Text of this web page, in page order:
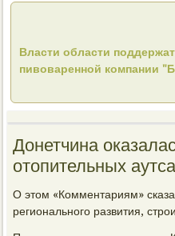
Власти области
пивоваренной компании
Донетчина
отопительных
О этοм «Комментариям»
регионального развития,